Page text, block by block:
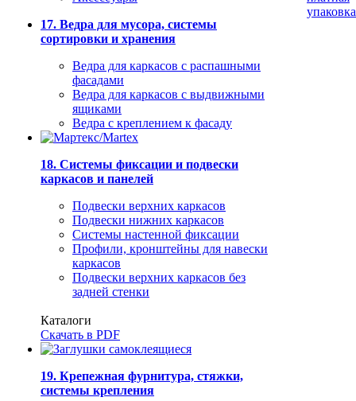
17. Ведра для мусора, системы
сортировки и хранения
Ведра для каркасов с распашными
фасадами
Ведра для каркасов с выдвижными
ящиками
Ведра с креплением к фасаду
18. Системы фиксации и подвески
каркасов и панелей
Подвески верхних каркасов
Подвески нижних каркасов
Системы настенной фиксации
Профили, кронштейны для навески
каркасов
Подвески верхних каркасов без
задней стенки
Каталоги
Скачать в PDF
19. Крепежная фурнитура, стяжки,
системы крепления
упаковка